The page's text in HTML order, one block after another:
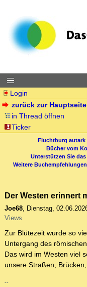
Login
zurück zur Hauptseite
in Thread öffnen
Ticker
Fluchtburg autark
Bücher vom
Unterstützen Sie
Weitere Buchempfehlungen
Der Westen erinnert
Joe68, Dienstag,
Views
Zur Blütezeit wurde so
Untergang des
Das wird im Westen viel
unsere Straßen,
--